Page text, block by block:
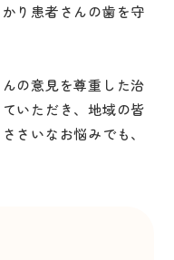
り患者さんの歯を守
の意見を尊重した治
いただき、地域の皆
さいなお悩みでも、